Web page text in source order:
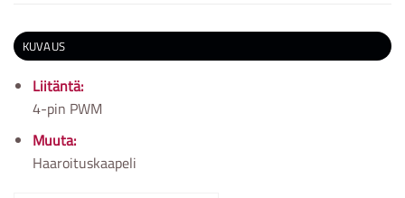
KUVAUS
Liitäntä:
4-pin PWM
Muuta:
Haaroituskaapeli